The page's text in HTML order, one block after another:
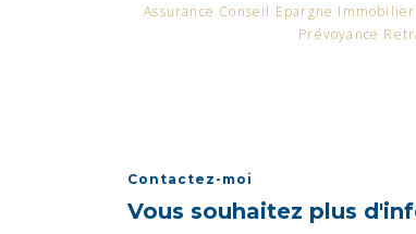
Assurance Conseil Epargne
Prévoyance
Contactez-moi
Vous souhaitez plus